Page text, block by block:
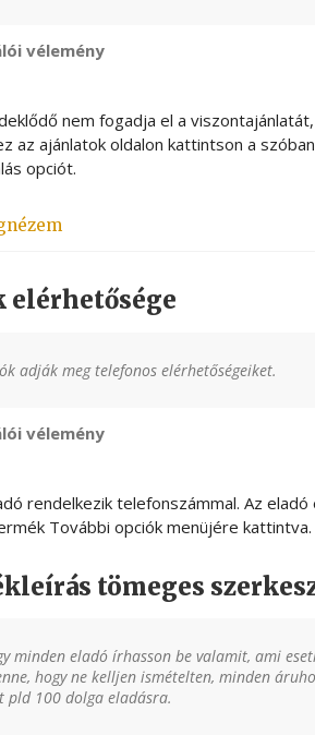
vélemény
nem fogadja el a
az ajánlatok oldalon kattintson a
opciót.
elérhetősége
adják meg telefonos elérhetőségeiket.
vélemény
rendelkezik telefonszámmal. Az
További opciók menüjére kattintva.
tömeges
minden eladó írhasson be valamit, ami
hogy ne kelljen ismételten, minden
pld 100 dolga eladásra.